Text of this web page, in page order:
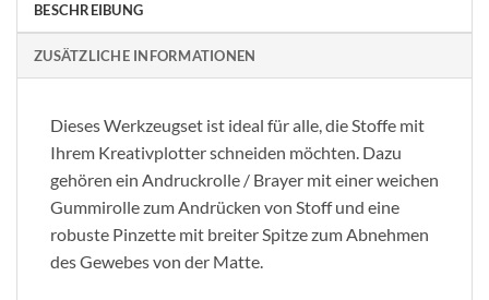
BESCHREIBUNG
ZUSÄTZLICHE INFORMATIONEN
Dieses Werkzeugset ist ideal für alle, die Stoffe mit
Ihrem Kreativplotter schneiden möchten. Dazu
gehören ein Andruckrolle / Brayer mit einer weichen
Gummirolle zum Andrücken von Stoff und eine
robuste Pinzette mit breiter Spitze zum Abnehmen
des Gewebes von der Matte.